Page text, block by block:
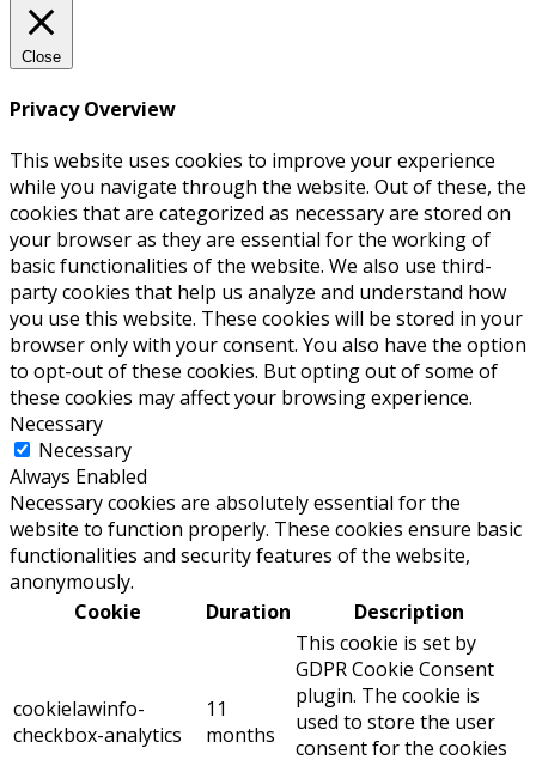
Close
Privacy Overview
This website uses cookies to improve your experience
while you navigate through the website. Out of these, the
cookies that are categorized as necessary are stored on
your browser as they are essential for the working of
basic functionalities of the website. We also use third-
party cookies that help us analyze and understand how
you use this website. These cookies will be stored in your
browser only with your consent. You also have the option
to opt-out of these cookies. But opting out of some of
these cookies may affect your browsing experience.
Necessary
Necessary
Always Enabled
Necessary cookies are absolutely essential for the
website to function properly. These cookies ensure basic
functionalities and security features of the website,
anonymously.
Cookie
Duration Description
cookielawinfo-
checkbox-analytics
11
months
This cookie is set by
GDPR Cookie Consent
plugin. The cookie is
used to store the user
consent for the cookies